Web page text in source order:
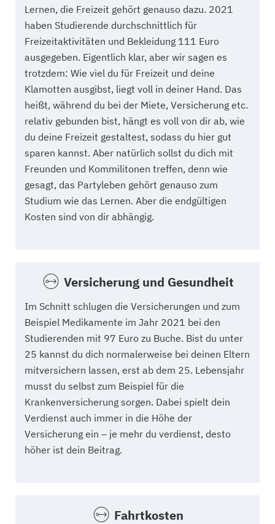
Lernen, die Freizeit gehört genauso dazu. 2021
haben Studierende durchschnittlich für
Freizeitaktivitäten und Bekleidung 111 Euro
ausgegeben. Eigentlich klar, aber wir sagen es
trotzdem: Wie viel du für Freizeit und deine
Klamotten ausgibst, liegt voll in deiner Hand. Das
heißt, während du bei der Miete, Versicherung etc.
relativ gebunden bist, hängt es voll von dir ab, wie
du deine Freizeit gestaltest, sodass du hier gut
sparen kannst. Aber natürlich sollst du dich mit
Freunden und Kommilitonen treffen, denn wie
gesagt, das Partyleben gehört genauso zum
Studium wie das Lernen. Aber die endgültigen
Kosten sind von dir abhängig.
Versicherung und Gesundheit
Im Schnitt schlugen die Versicherungen und zum
Beispiel Medikamente im Jahr 2021 bei den
Studierenden mit 97 Euro zu Buche. Bist du unter
25 kannst du dich normalerweise bei deinen Eltern
mitversichern lassen, erst ab dem 25. Lebensjahr
musst du selbst zum Beispiel für die
Krankenversicherung sorgen. Dabei spielt dein
Verdienst auch immer in die Höhe der
Versicherung ein – je mehr du verdienst, desto
höher ist dein Beitrag.
Fahrtkosten